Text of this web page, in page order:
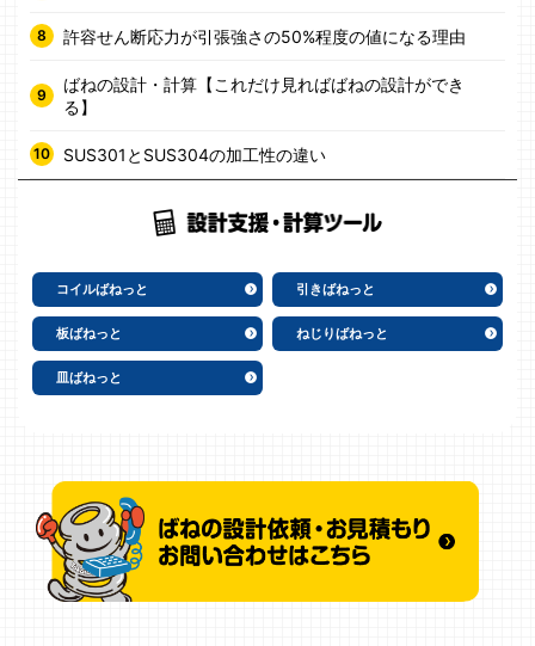
許容せん断応力が引張強さの50%程度の値になる理由
ばねの設計・計算【これだけ見ればばねの設計ができ
る】
SUS301とSUS304の加工性の違い
コイルばねっと 引きばねっと
板ばねっと ねじりばねっと
皿ばねっと